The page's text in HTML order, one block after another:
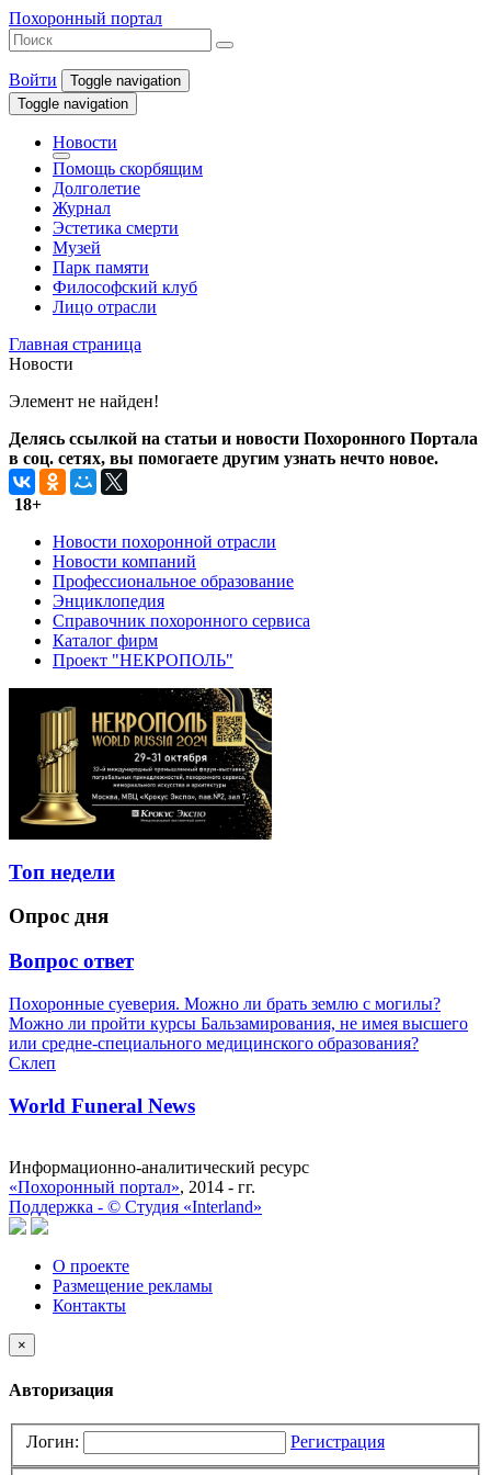
Похоронный портал
Войти
Toggle navigation
Toggle navigation
Новости
Помощь скорбящим
Долголетие
Журнал
Эстетика смерти
Музей
Парк памяти
Философский клуб
Лицо отрасли
Главная страница
Новости
Элемент не найден!
Делясь ссылкой на статьи и новости Похоронного Портала
в соц. сетях, вы помогаете другим узнать нечто новое.
18+
Новости похоронной отрасли
Новости компаний
Профессиональное образование
Энциклопедия
Справочник похоронного сервиса
Каталог фирм
Проект "НЕКРОПОЛЬ"
Топ недели
Опрос дня
Вопрос ответ
Похоронные суеверия. Можно ли брать землю с могилы?
Можно ли пройти курсы Бальзамирования, не имея высшего
или средне-специального медицинского образования?
Склеп
World Funeral News
Информационно-аналитический ресурс
«Похоронный портал», 2014 - гг.
Поддержка - © Cтудия «Interland»
О проекте
Размещение рекламы
Контакты
×
Авторизация
Логин: Регистрация